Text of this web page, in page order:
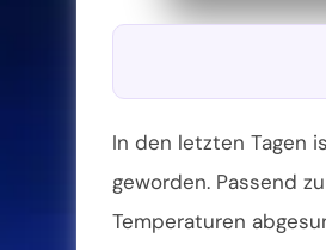
In den letzten Tagen
geworden. Passend
Temperaturen